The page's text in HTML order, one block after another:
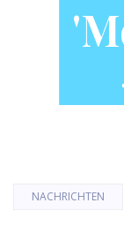
NACHRICHTEN